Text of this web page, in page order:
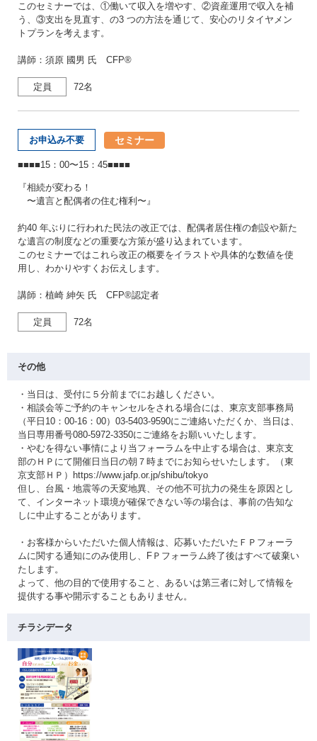
このセミナーでは、①働いて収入を増やす、②資産運用で収入を補
う、③支出を見直す、の3 つの方法を通じて、安心のリタイヤメン
トプランを考えます。
講師：須原 國男 氏 CFP®
定員 72名
お申込み不要 セミナー
■■■■15：00〜15：45■■■■
『相続が変わる！
〜遺言と配偶者の住む権利〜』
約40 年ぶりに行われた民法の改正では、配偶者居住権の創設や新た
な遺言の制度などの重要な方策が盛り込まれています。
このセミナーではこれら改正の概要をイラストや具体的な数値を使
用し、わかりやすくお伝えします。
講師：植崎 紳矢 氏 CFP®認定者
定員 72名
その他
・当日は、受付に５分前までにお越しください。
・相談会等ご予約のキャンセルをされる場合には、東京支部事務局
（平日10：00-16：00）03-5403-9590にご連絡いただくか、当日は、
当日専用番号080-5972-3350にご連絡をお願いいたします。
・やむを得ない事情により当フォーラムを中止する場合は、東京支
部のＨＰにて開催日当日の朝７時までにお知らせいたします。（東
京支部ＨＰ）https://www.jafp.or.jp/shibu/tokyo
但し、台風・地震等の天変地異、その他不可抗力の発生を原因とし
て、インターネット環境が確保できない等の場合は、事前の告知な
しに中止することがあります。
・お客様からいただいた個人情報は、応募いただいたＦＰフォーラ
ムに関する通知にのみ使用し、FＰフォーラム終了後はすべて破棄い
たします。
よって、他の目的で使用すること、あるいは第三者に対して情報を
提供する事や開示することもありません。
チラシデータ